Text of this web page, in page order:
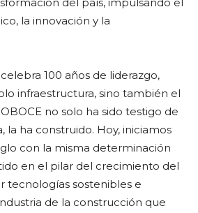
la innovación y la
100 años de liderazgo,
infraestructura, sino también el
no solo ha sido testigo de
la ha construido. Hoy, iniciamos
con la misma determinación
en el pilar del crecimiento del
tecnologías sostenibles e
de la construcción que